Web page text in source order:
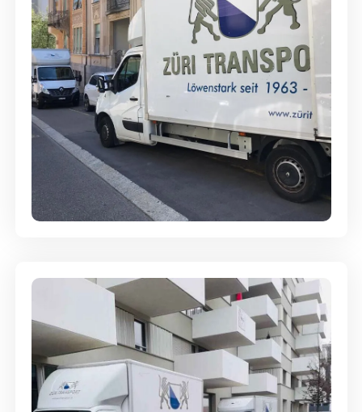
Full-Service - Für Privatumzüge